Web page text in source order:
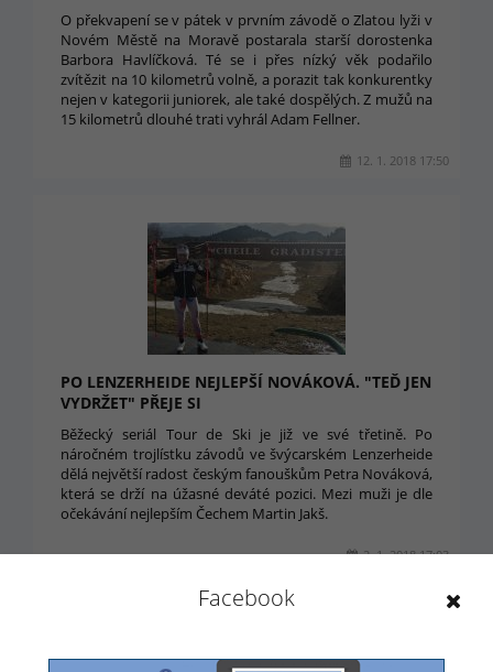
O překvapení se v pátek v prvním závodě o Zlatou lyži v
Novém Městě na Moravě postarala starší dorostenka
Barbora Havlíčková. Té se i přes nízký věk podařilo
zvítězit na 10 kilometrů volně, a porazit tak konkurentky
nejen v kategorii juniorek, ale také dospělých. Z mužů na
15 kilometrů dlouhé trati vyhrál Adam Fellner.
12. 1. 2018 17:50
PO LENZERHEIDE NEJLEPŠÍ NOVÁKOVÁ. "TEĎ JEN
VYDRŽET" PŘEJE SI
Běžecký seriál Tour de Ski je již ve své třetině. Po
náročném trojlístku závodů ve švýcarském Lenzerheide
dělá největší radost českým fanouškům Petra Nováková,
která se drží na úžasné deváté pozici. Mezi muži je dle
očekávání nejlepším Čechem Martin Jakš.
2. 1. 2018 17:03
Facebook